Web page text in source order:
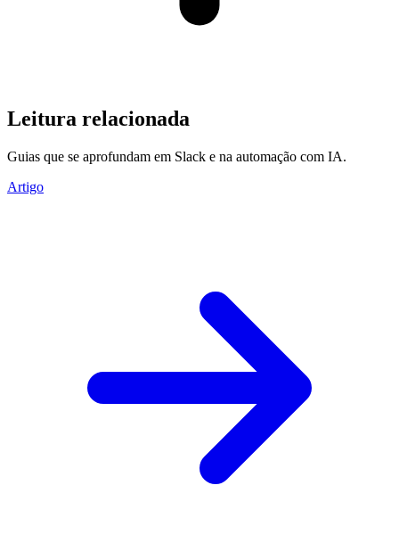
Leitura relacionada
Guias que se aprofundam em Slack e na automação com IA.
Artigo